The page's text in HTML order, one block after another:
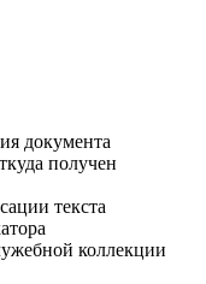
документа
получен
текста
коллекции